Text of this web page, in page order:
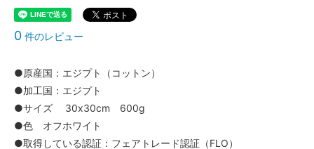
0 件のレビュー
●原産国：エジプト（コットン）
●加工国：エジプト
●サイズ 30x30cm 600g
●色 オフホワイト
●取得している認証：フェアトレード認証（FLO）